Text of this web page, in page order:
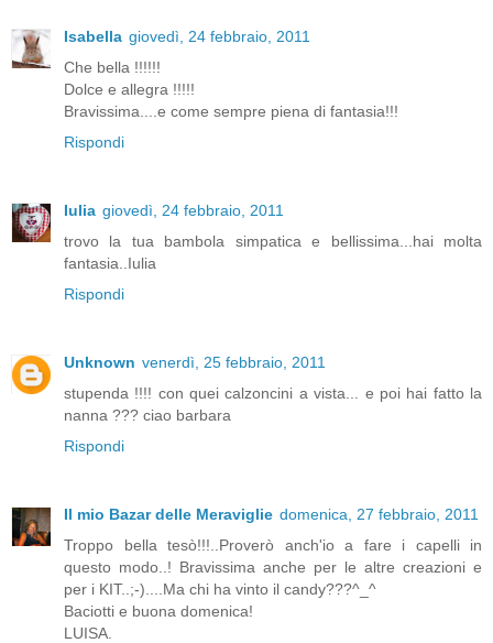
Isabella giovedì, 24 febbraio, 2011
Che bella !!!!!!
Dolce e allegra !!!!!
Bravissima....e come sempre piena di fantasia!!!
Rispondi
Iulia giovedì, 24 febbraio, 2011
trovo la tua bambola simpatica e bellissima...hai molta
fantasia..Iulia
Rispondi
Unknown venerdì, 25 febbraio, 2011
stupenda !!!! con quei calzoncini a vista... e poi hai fatto la
nanna ??? ciao barbara
Rispondi
Il mio Bazar delle Meraviglie domenica, 27 febbraio, 2011
Troppo bella tesò!!!..Proverò anch'io a fare i capelli in
questo modo..! Bravissima anche per le altre creazioni e
per i KIT..;-)....Ma chi ha vinto il candy???^_^
Baciotti e buona domenica!
LUISA.